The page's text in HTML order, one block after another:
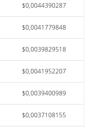
$0,0044390287
$0,0041779848
$0,0039829518
$0,0041952207
$0,0039400989
$0,0037108155